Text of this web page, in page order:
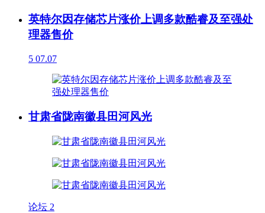
英特尔因存储芯片涨价上调多款酷睿及至强处
理器售价
5 07.07
甘肃省陇南徽县田河风光
论坛 2